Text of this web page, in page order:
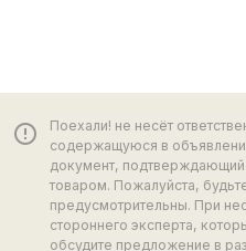
error_outline
Поехали! не несёт
содержащуюся в
документ,
товаром. Пожалуйста,
предусмотрительны. При
стороннего эксперта,
обсудите предложение в